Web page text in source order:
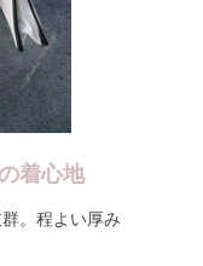
着心地
。程よい厚み